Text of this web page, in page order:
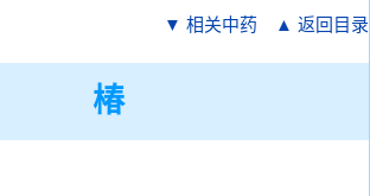
▼ 相关中药 ▲ 返回目录
椿